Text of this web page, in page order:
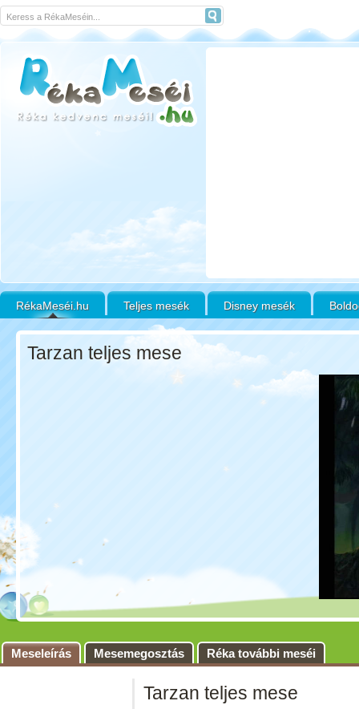
RékaMeséi.hu Teljes mesék Disney mesék
Tarzan teljes mese
Meseleírás Mesemegosztás Réka további meséi
Tarzan teljes mese